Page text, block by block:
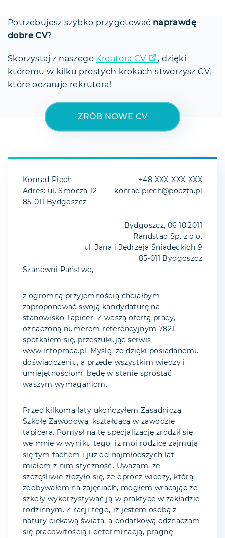
Potrzebujesz szybko przygotować naprawdę
dobre CV?
Skorzystaj z naszego Kreatora CV
, dzięki
któremu w kilku prostych krokach stworzysz CV,
które oczaruje rekrutera!
ZRÓB NOWE CV
Konrad Piech
Adres: ul. Smocza 12
85-011 Bydgoszcz
+48 XXX-XXX-XXX
konrad.piech@poczta.pl
Bydgoszcz, 06.10.2011
Randstad Sp. z o.o.
ul. Jana i Jędrzeja Śniadeckich 9
85-011 Bydgoszcz
Szanowni Państwo,
z ogromną przyjemnością chciałbym
zaproponować swoją kandydaturę na
stanowisko Tapicer. Z waszą ofertą pracy,
oznaczoną numerem referencyjnym 7821,
spotkałem się, przeszukując serwis
www.infopraca.pl. Myślę, że dzięki posiadanemu
doświadczeniu, a przede wszystkim wiedzy i
umiejętnościom, będę w stanie sprostać
waszym wymaganiom.
Przed kilkoma laty ukończyłem Zasadniczą
Szkołę Zawodową, kształcącą w zawodzie
tapicera. Pomysł na tę specjalizację zrodził się
we mnie w wyniku tego, iż moi rodzice zajmują
się tym fachem i już od najmłodszych lat
miałem z nim styczność. Uważam, że
szczęśliwie złożyło się, że oprócz wiedzy, którą
zdobywałem na zajęciach, mogłem wracając ze
szkoły wykorzystywać ją w praktyce w zakładzie
rodzinnym. Z racji tego, iż jestem osobą z
natury ciekawą świata, a dodatkową odznaczam
się pracowitością i determinacją, pragnę